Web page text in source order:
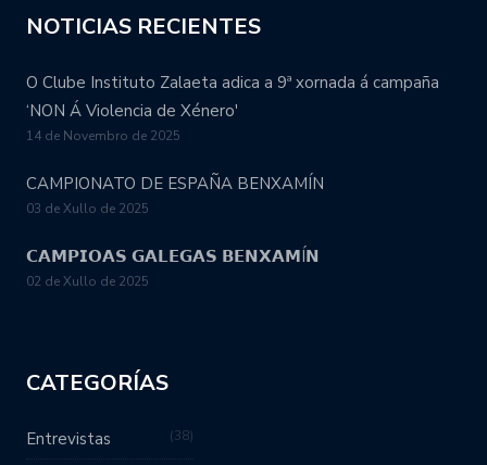
NOTICIAS RECIENTES
O Clube Instituto Zalaeta adica a 9ª xornada á campaña
‘NON Á Violencia de Xénero'
14 de Novembro de 2025
CAMPIONATO DE ESPAÑA BENXAMÍN
03 de Xullo de 2025
𝗖𝗔𝗠𝗣𝗜𝗢𝗔𝗦 𝗚𝗔𝗟𝗘𝗚𝗔𝗦 𝗕𝗘𝗡𝗫𝗔𝗠Í𝗡
02 de Xullo de 2025
CATEGORÍAS
Entrevistas 38